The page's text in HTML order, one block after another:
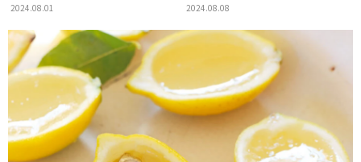
2024.08.01
2024.08.08